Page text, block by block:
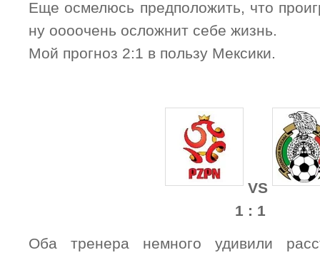
Еще осмелюсь предположить, что
ну оооочень осложнит себе жизнь.
Мой прогноз 2:1 в пользу Мексики.
VS
1 : 1
Оба тренера немного удивили